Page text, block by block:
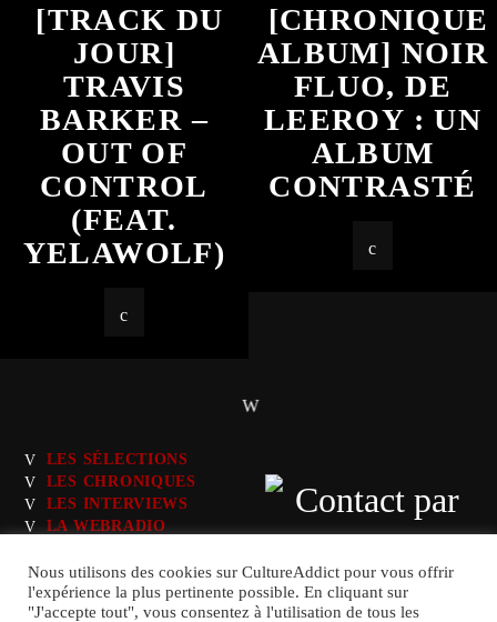
[TRACK DU
JOUR]
TRAVIS
BARKER –
OUT OF
CONTROL
(FEAT.
YELAWOLF)
[CHRONIQUE
ALBUM] NOIR
FLUO, DE
LEEROY : UN
ALBUM
CONTRASTÉ
LES SÉLECTIONS
LES CHRONIQUES
LES INTERVIEWS
LA WEBRADIO
Nous utilisons des cookies sur CultureAddict pour vous offrir
l'expérience la plus pertinente possible. En cliquant sur
"J'accepte tout", vous consentez à l'utilisation de tous les